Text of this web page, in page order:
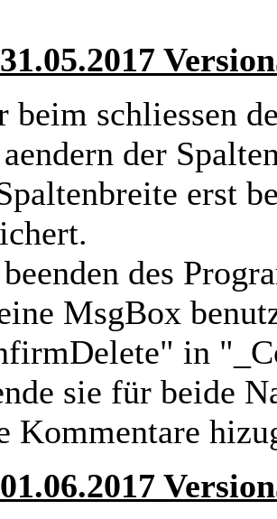
beim schliessen
der
erst
des
MsgBox
in
sie für beide
Kommentare